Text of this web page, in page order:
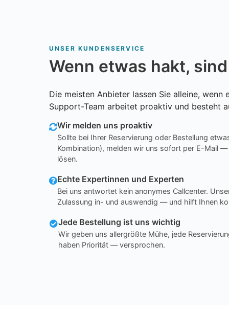
UNSER KUNDENSERVICE
Wenn etwas hakt,
Die meisten Anbieter lassen Sie alleine,
Support-Team arbeitet proaktiv und besteht
Wir melden uns proaktiv
Sollte bei Ihrer Reservierung oder Bestellung
Kombination), melden wir uns sofort per E-Mail
lösen.
Echte Expertinnen und Experten
Bei uns antwortet kein anonymes Callcenter.
Zulassung in- und auswendig — und hilft Ihnen
Jede Bestellung ist uns wichtig
Wir geben uns allergrößte Mühe, jede
haben Priorität — versprochen.